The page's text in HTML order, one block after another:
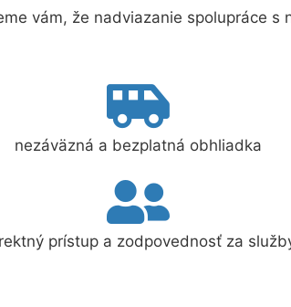
vám, že nadviazanie spolupráce s
nezáväzná a bezplatná obhliadka
prístup a zodpovednosť za